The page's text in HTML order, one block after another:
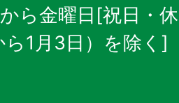
ら金曜日[祝日・
ら1月3日）を除く]